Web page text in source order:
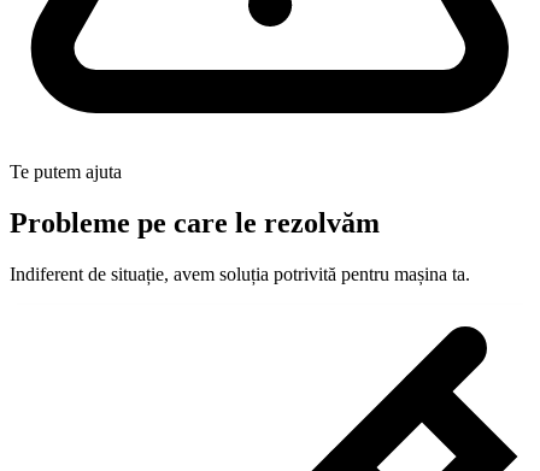
Te putem ajuta
Probleme pe care le rezolvăm
Indiferent de situație, avem soluția potrivită pentru mașina ta.